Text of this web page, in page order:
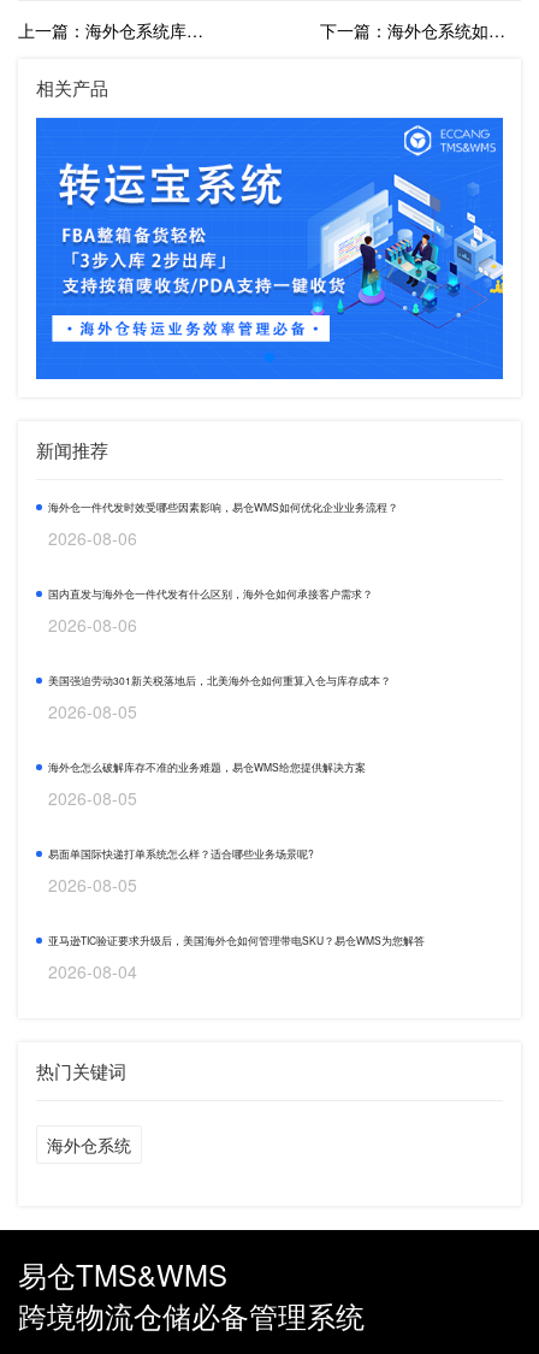
上一篇：海外仓系统库存管理预警有什么作用？ 下一篇：海外仓系统如何解决库存滞销问题？
相关产品
新闻推荐
海外仓一件代发时效受哪些因素影响，易仓WMS如何优化企业业务流程？
2026-08-06
国内直发与海外仓一件代发有什么区别，海外仓如何承接客户需求？
2026-08-06
美国强迫劳动301新关税落地后，北美海外仓如何重算入仓与库存成本？
2026-08-05
海外仓怎么破解库存不准的业务难题，易仓WMS给您提供解决方案
2026-08-05
易面单国际快递打单系统怎么样？适合哪些业务场景呢?
2026-08-05
亚马逊TIC验证要求升级后，美国海外仓如何管理带电SKU？易仓WMS为您解答
2026-08-04
热门关键词
海外仓系统
易仓TMS&WMS
跨境物流仓储必备管理系统